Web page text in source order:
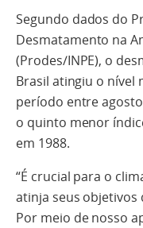
Segundo dados do
Desmatamento na
(Prodes/INPE), o
Brasil atingiu o nível
período entre
o quinto menor
em 1988.
“É crucial para o
atinja seus
Por meio de nosso